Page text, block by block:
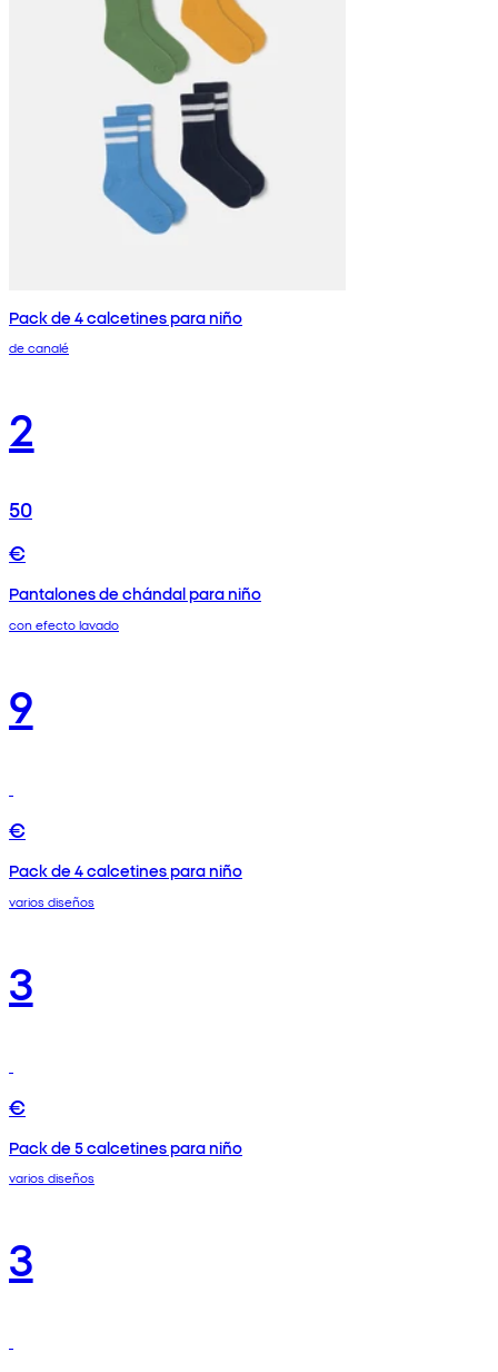
Pack de 4 calcetines para niño
de canalé
2
50
€
Pantalones de chándal para niño
con efecto lavado
9
€
Pack de 4 calcetines para niño
varios diseños
3
€
Pack de 5 calcetines para niño
varios diseños
3